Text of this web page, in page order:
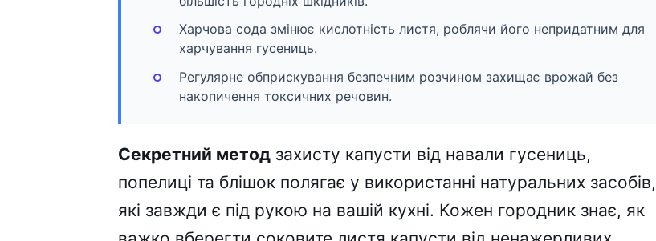
Харчова сода змінює кислотність листя, роблячи його непридатним для
харчування гусениць.
Регулярне обприскування безпечним розчином захищає врожай без
накопичення токсичних речовин.
Секретний метод захисту капусти від навали гусениць,
попелиці та блішок полягає у використанні натуральних засобів,
які завжди є під рукою на вашій кухні. Кожен городник знає, як